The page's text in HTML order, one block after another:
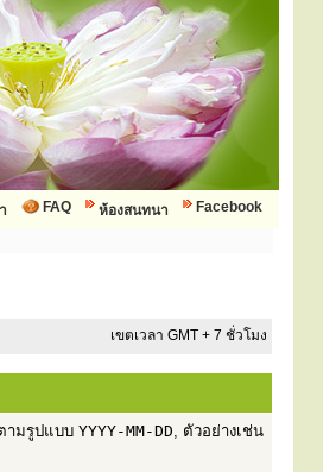
Facebook
ห้องสนทนา
FAQ
เขตเวลา GMT + 7 ชั่วโมง
ามรูปแบบ YYYY-MM-DD, ตัวอย่างเช่น